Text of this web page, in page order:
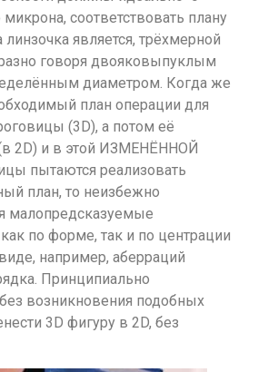
соответствовать плану
линзочка является, трёхмерной
говоря двояковыпуклым
диаметром. Когда же
план операции для
(3D), а потом её
и в этой ИЗМЕНЁННОЙ
пытаются реализовать
план, то неизбежно
малопредсказуемые
по форме, так и по центрации
например, аберраций
Принципиально
возникновения подобных
3D фигуру в 2D, без